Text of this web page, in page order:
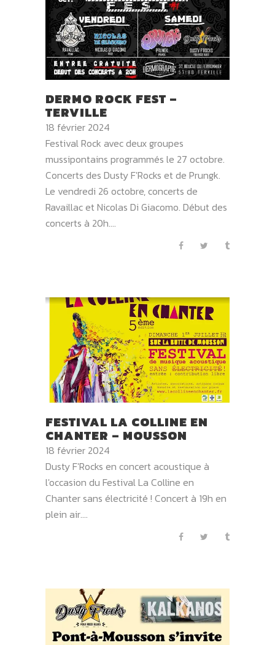
DERMO ROCK FEST –
TERVILLE
18 février 2024
Festival Rock avec deux groupes
mussipontains programmés le 27 octobre.
Concerts des Dusty F'Rocks et de Prungk.
Le vendredi 26 octobre, concerts de
Ravaillac et Nicolas Di Giacomo. Début des
concerts à 20h....
FESTIVAL LA COLLINE EN
CHANTER – MOUSSON
18 février 2024
Dusty F'Rocks en concert acoustique à
l'occasion du Festival La Colline en
Chanter sans électricité ! Concert à 19h en
plein air....